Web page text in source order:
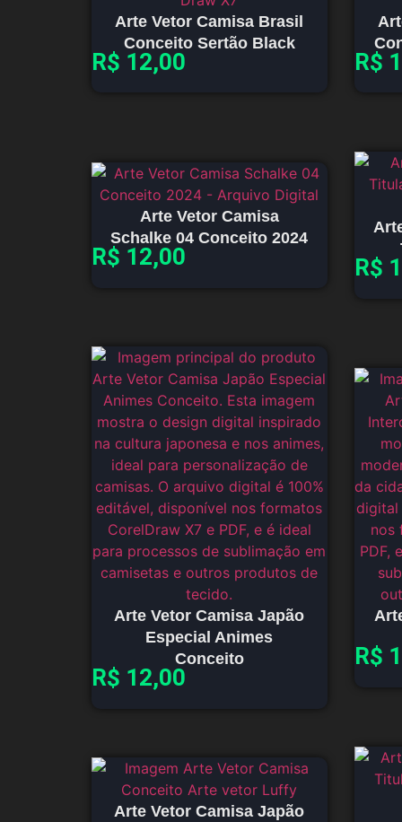
Arte Vetor Camisa Brasil
Conceito Sertão Black
R$ 12,00 R$
Arte Vetor Camisa
Schalke 04 Conceito 2024
R$ 12,00 R$
Arte Vetor Camisa Japão
Especial Animes
Conceito
R$ 12,00
R$
Arte Vetor Camisa Japão